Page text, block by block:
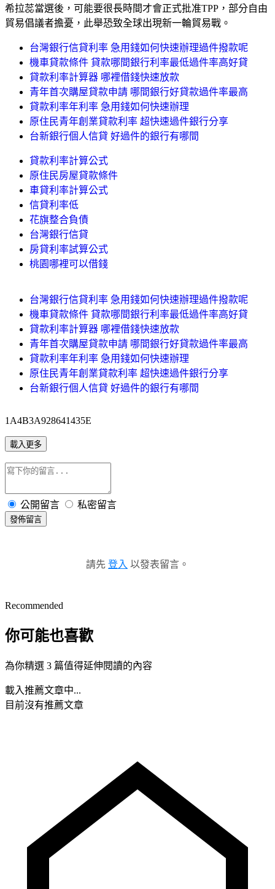
希拉蕊當選後，可能要很長時間才會正式批准TPP，部分自由
貿易倡議者擔憂，此舉恐致全球出現新一輪貿易戰。
台灣銀行信貸利率 急用錢如何快速辦理過件撥款呢
機車貸款條件 貸款哪間銀行利率最低過件率高好貸
貸款利率計算器 哪裡借錢快速放款
青年首次購屋貸款申請 哪間銀行好貸款過件率最高
貸款利率年利率 急用錢如何快速辦理
原住民青年創業貸款利率 超快速過件銀行分享
台新銀行個人信貸 好過件的銀行有哪間
貸款利率計算公式
原住民房屋貸款條件
車貸利率計算公式
信貸利率低
花旗整合負債
台灣銀行信貸
房貸利率試算公式
桃園哪裡可以借錢
台灣銀行信貸利率 急用錢如何快速辦理過件撥款呢
機車貸款條件 貸款哪間銀行利率最低過件率高好貸
貸款利率計算器 哪裡借錢快速放款
青年首次購屋貸款申請 哪間銀行好貸款過件率最高
貸款利率年利率 急用錢如何快速辦理
原住民青年創業貸款利率 超快速過件銀行分享
台新銀行個人信貸 好過件的銀行有哪間
1A4B3A928641435E
載入更多
公開留言 私密留言
發佈留言
請先 登入 以發表留言。
Recommended
你可能也喜歡
為你精選 3 篇值得延伸閱讀的內容
載入推薦文章中...
目前沒有推薦文章